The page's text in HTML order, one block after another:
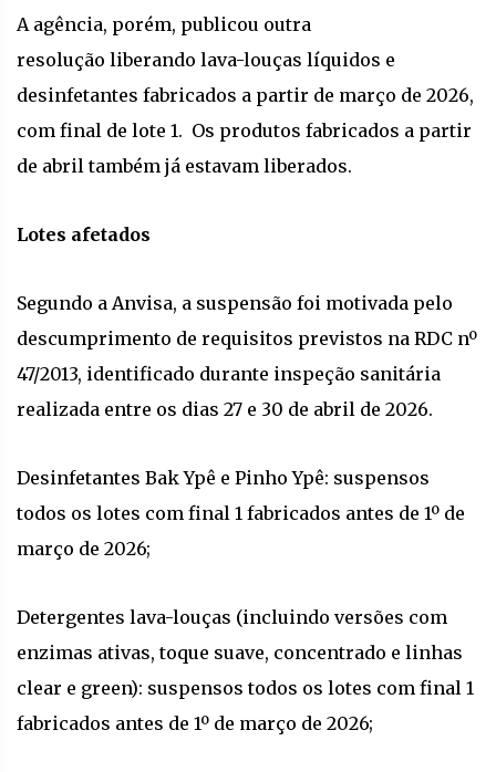
A agência, porém, publicou outra
resolução liberando lava-louças líquidos e
desinfetantes fabricados a partir de março de 2026,
com final de lote 1. Os produtos fabricados a partir
de abril também já estavam liberados.
Lotes afetados
Segundo a Anvisa, a suspensão foi motivada pelo
descumprimento de requisitos previstos na RDC nº
47/2013, identificado durante inspeção sanitária
realizada entre os dias 27 e 30 de abril de 2026.
Desinfetantes Bak Ypê e Pinho Ypê: suspensos
todos os lotes com final 1 fabricados antes de 1º de
março de 2026;
Detergentes lava-louças (incluindo versões com
enzimas ativas, toque suave, concentrado e linhas
clear e green): suspensos todos os lotes com final 1
fabricados antes de 1º de março de 2026;